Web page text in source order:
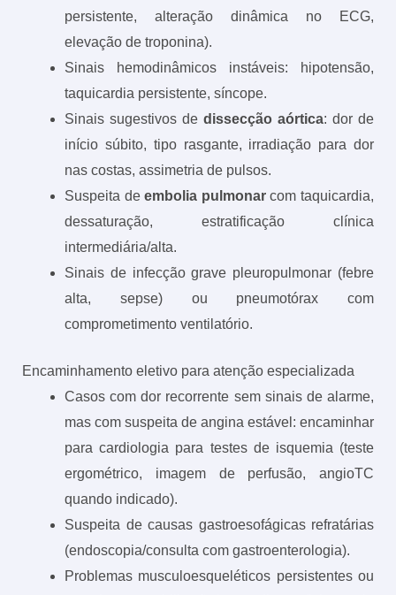
persistente, alteração dinâmica no ECG,
elevação de troponina).
Sinais hemodinâmicos instáveis: hipotensão,
taquicardia persistente, síncope.
Sinais sugestivos de dissecção aórtica: dor de
início súbito, tipo rasgante, irradiação para dor
nas costas, assimetria de pulsos.
Suspeita deembolia pulmonarcom taquicardia,
dessaturação, estratificação clínica
intermediária/alta.
Sinais de infecção grave pleuropulmonar (febre
alta, sepse) ou pneumotórax com
comprometimento ventilatório.
Encaminhamento eletivo para atenção especializada
Casos com dor recorrente sem sinais de alarme,
mas com suspeita de angina estável: encaminhar
para cardiologia para testes de isquemia (teste
ergométrico, imagem de perfusão, angioTC
quando indicado).
Suspeita de causas gastroesofágicas refratárias
(endoscopia/consulta com gastroenterologia).
Problemas musculoesqueléticos persistentes ou